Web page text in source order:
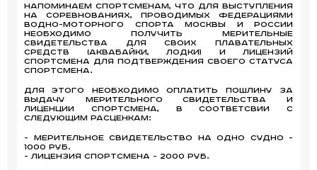
Напоминаем Спортсменам, что для выступления
на соревнованиях, проводимых Федерациями
водно-моторного спорта Москвы и России
необходимо получить мерительные
свидетельства для своих плавательных
средств (аквабайки, лодки) и лицензий
спортсмена для подтверждения своего статуса
Спортсмена.
Для этого необходимо оплатить пошлину за
выдачу мерительного свидетельства и
лиценции спортсмена, в соответсвии с
следующим расценкам:
- Мерительное свидетельство на одно судно -
1000 руб.
- лицензия спортсмена - 2000 руб.